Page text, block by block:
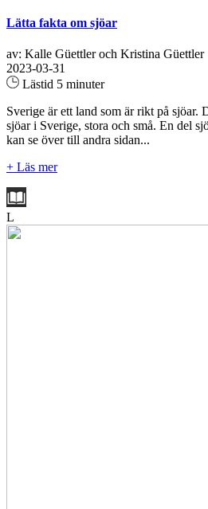
Lätta fakta om sjöar
av: Kalle Güettler och Kristina Güettler
2023-03-31
Lästid 5 minuter
Sverige är ett land som är rikt på sjöar.
sjöar i Sverige, stora och små. En del
kan se över till andra sidan...
+ Läs mer
L